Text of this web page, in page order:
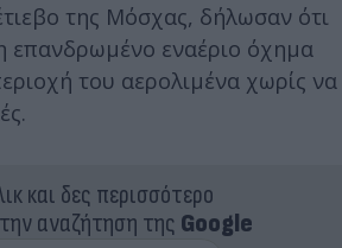
της Μόσχας, δήλωσαν ότι
επανδρωμένο εναέριο όχημα
του αερολιμένα χωρίς να
και δες περισσότερο
αναζήτηση της Google